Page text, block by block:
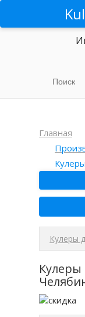
Главная
Кулеры
Кулеры